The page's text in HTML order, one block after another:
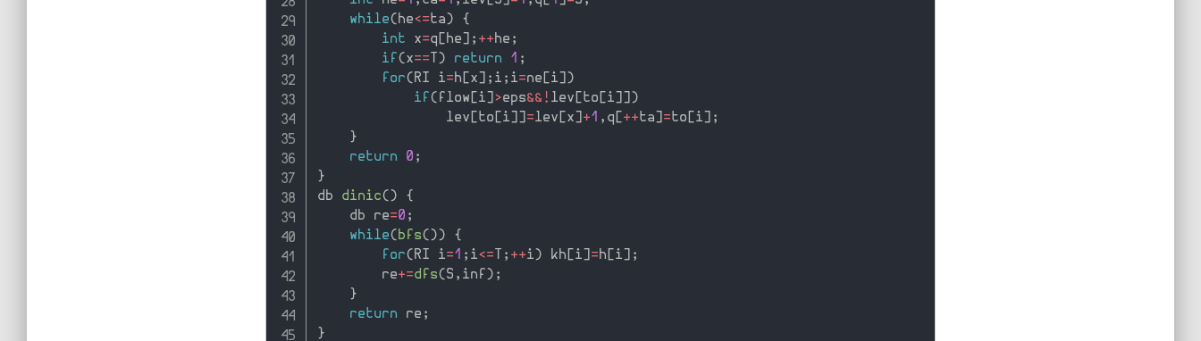
while( he<=ta )
{
int x=q he ; ++ he ;
if ( x== ) return 1 ;
for( RI i= h x ; i ; i=ne i
)
if ( flow i >eps&& ! lev to i
)
                lev
to i =lev x +1 , q ++ta =to i
;
}
return
0 ;
}
db dinic( )
{
    db re
=0 ;
while( bfs( ) )
{
for( RI i=1 ; i<= ; ++i ) kh i = h i
;
        re
+=dfs( S , inf ) ;
}
return re ;
}